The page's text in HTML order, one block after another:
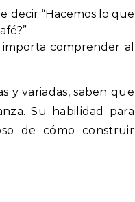
decir “Hacemos lo que
comprender al
y variadas, saben que
Su habilidad para
de cómo construir